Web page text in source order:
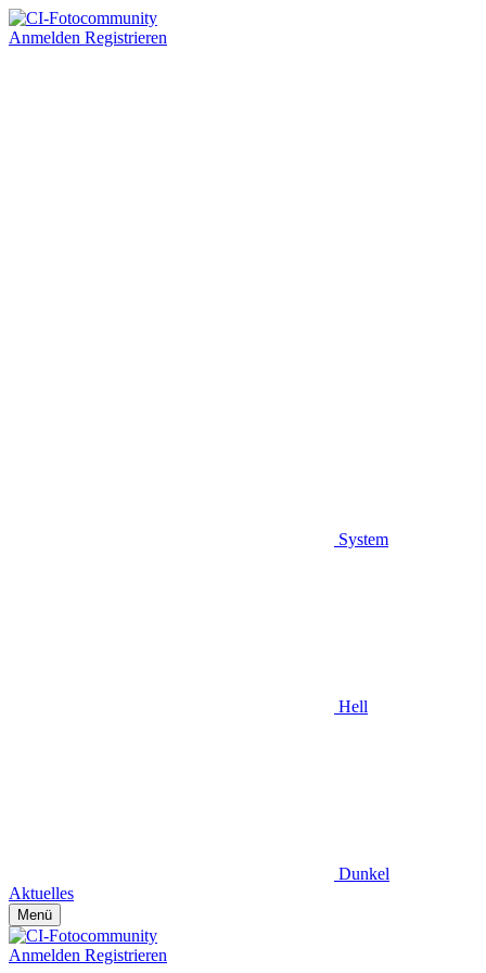
Anmelden Registrieren
System
Hell
Dunkel
Aktuelles
Menü
Anmelden Registrieren